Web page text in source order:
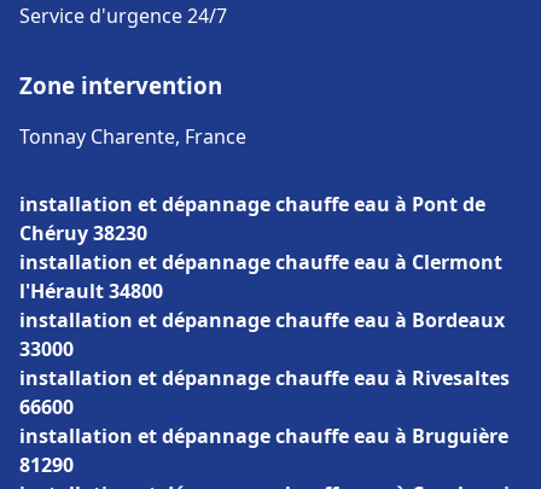
Service d'urgence 24/7
Zone intervention
Tonnay Charente, France
installation et dépannage chauffe eau à Pont de
Chéruy 38230
installation et dépannage chauffe eau à Clermont
l'Hérault 34800
installation et dépannage chauffe eau à Bordeaux
33000
installation et dépannage chauffe eau à Rivesaltes
66600
installation et dépannage chauffe eau à Bruguière
81290